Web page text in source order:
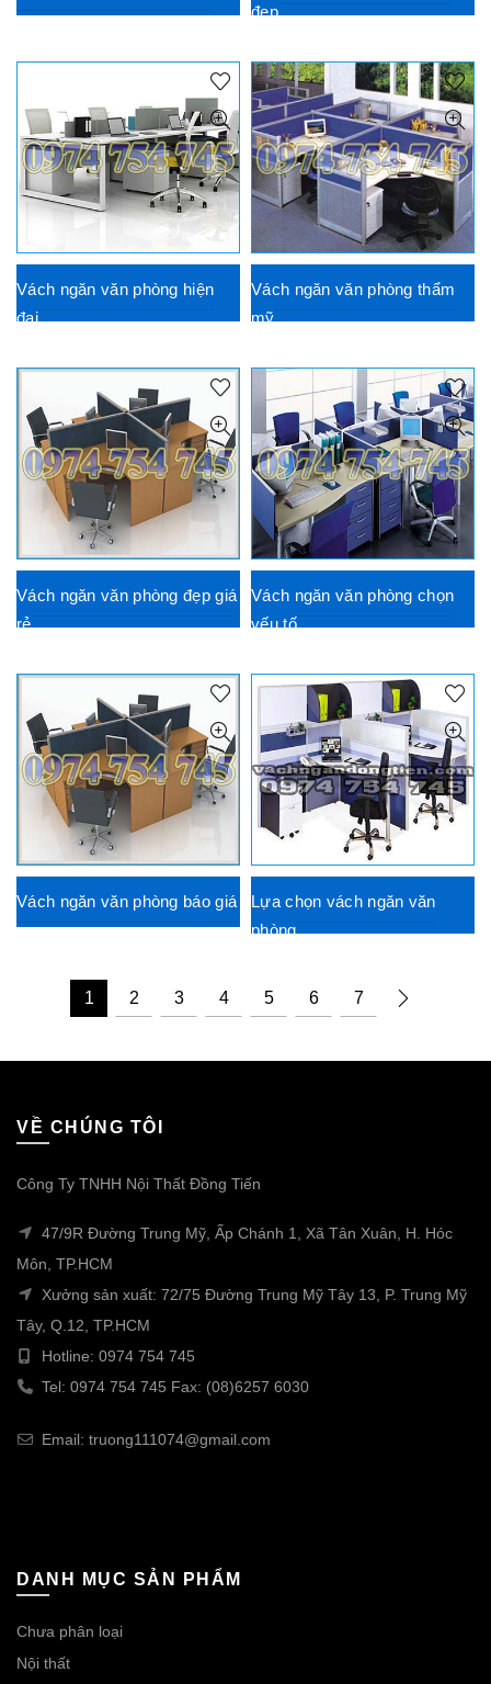
đẹp
Vách ngăn văn phòng hiện
đại
Vách ngăn văn phòng thẩm
mỹ
Vách ngăn văn phòng đẹp giá
rẻ
Vách ngăn văn phòng chọn
yếu tố
Vách ngăn văn phòng báo giá
Lựa chọn vách ngăn văn
phòng
1 2 3 4 5 6 7
VỀ CHÚNG TÔI
Công Ty TNHH Nội Thất Đồng Tiến
47/9R Đường Trung Mỹ, Ấp Chánh 1, Xã Tân Xuân, H. Hóc
Môn, TP.HCM
Xưởng sản xuất: 72/75 Đường Trung Mỹ Tây 13, P. Trung Mỹ
Tây, Q.12, TP.HCM
Hotline: 0974 754 745
Tel: 0974 754 745 Fax: (08)6257 6030
Email: truong111074@gmail.com
DANH MỤC SẢN PHẨM
Chưa phân loại
Nội thất